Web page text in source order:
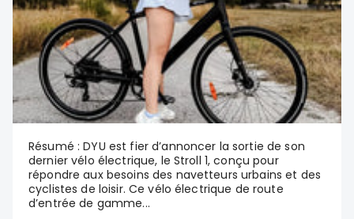
Résumé : DYU est fier d’annoncer la sortie de son
dernier vélo électrique, le Stroll 1, conçu pour
répondre aux besoins des navetteurs urbains et des
cyclistes de loisir. Ce vélo électrique de route
d’entrée de gamme...